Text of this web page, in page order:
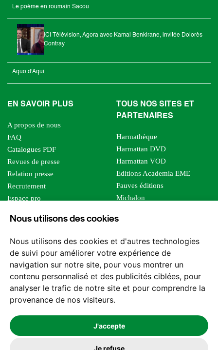
Nous utilisons des cookies
Nous utilisons des cookies et d'autres technologies
de suivi pour améliorer votre expérience de
navigation sur notre site, pour vous montrer un
contenu personnalisé et des publicités ciblées, pour
analyser le trafic de notre site et pour comprendre la
provenance de nos visiteurs.
J'accepte
Je refuse
Le poème en roumain Sacou
ICI Télévision, Agora avec Kamal Benkirane, invitée Dolorès
Contray
Aquo d'Aqui
EN SAVOIR PLUS
A propos de nous
FAQ
Catalogues PDF
Revues de presse
Relation presse
Recrutement
Espace pro
Foreign rights
TOUS NOS SITES ET
PARTENAIRES
Harmathèque
Harmattan DVD
Harmattan VOD
Editions Academia EME
Fauves éditions
Michalon
Editions Sutton
Les impliqués
Tous les éditeurs
Nos structures
Nous contacter